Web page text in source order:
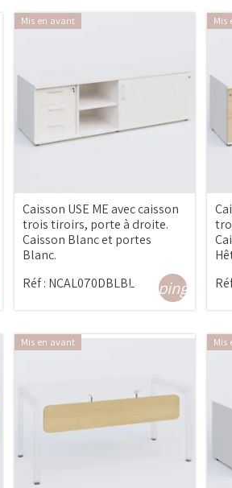
Mis en avant
Caisson USE ME avec caisson
trois tiroirs, porte à droite.
Caisson Blanc et portes
Blanc.
Réf : NCAL070DBLBLshopping_cart
Mis
Mis en avant Mis